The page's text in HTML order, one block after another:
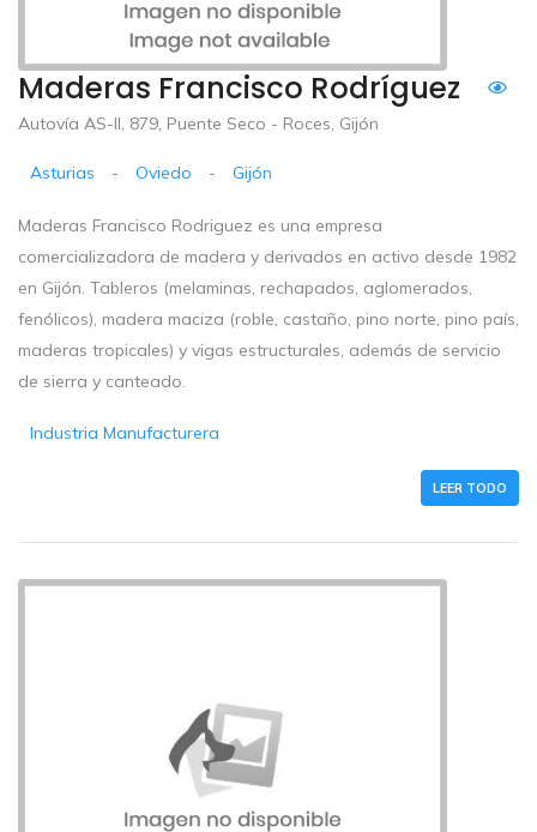
Maderas Francisco Rodríguez
Autovía AS-II, 879, Puente Seco - Roces, Gijón
Asturias - Oviedo - Gijón
Maderas Francisco Rodriguez es una empresa
comercializadora de madera y derivados en activo desde 1982
en Gijón. Tableros (melaminas, rechapados, aglomerados,
fenólicos), madera maciza (roble, castaño, pino norte, pino país,
maderas tropicales) y vigas estructurales, además de servicio
de sierra y canteado.
Industria Manufacturera
LEER TODO